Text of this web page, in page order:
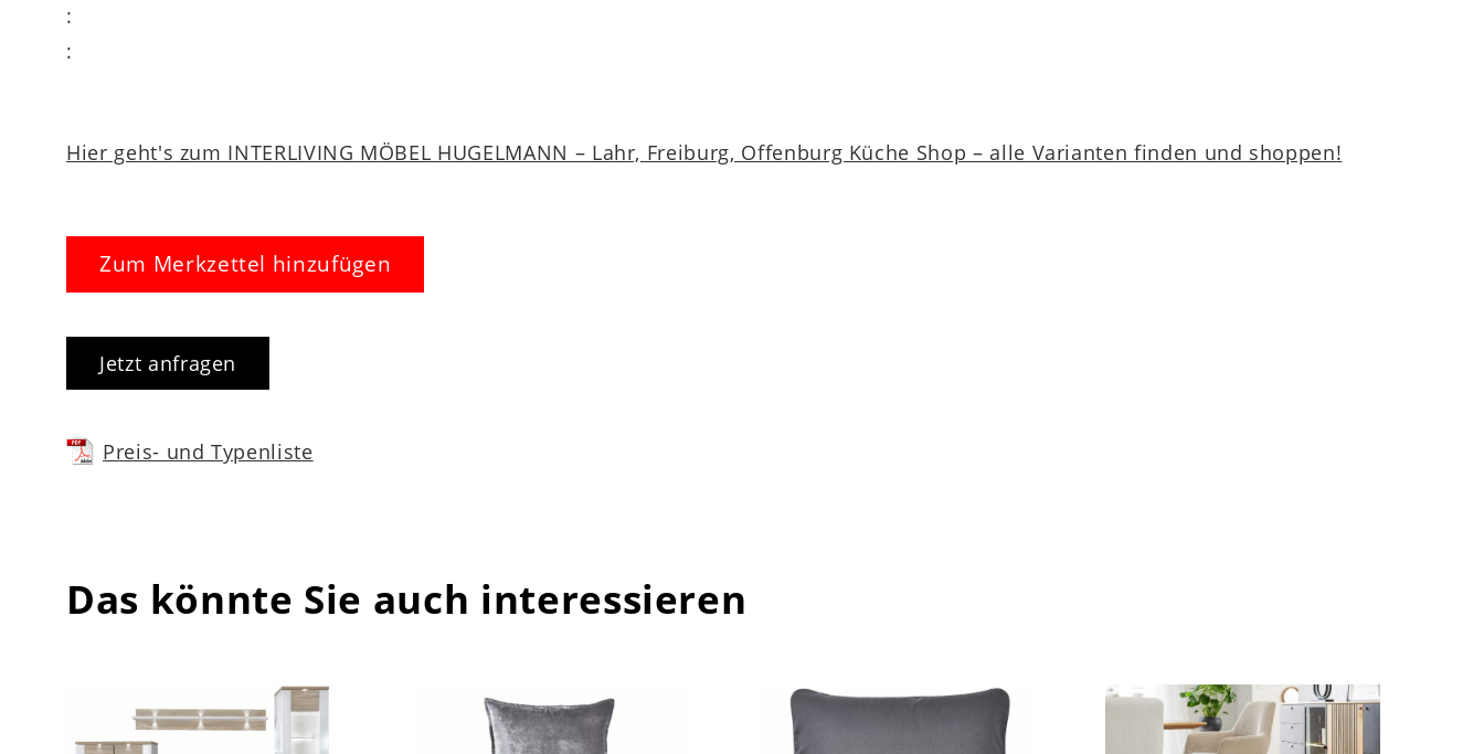
:
:
Hier geht's zum INTERLIVING MÖBEL HUGELMANN – Lahr, Freiburg, Offenburg Küche Shop – alle Varianten finden und shoppen!
Zum Merkzettel hinzufügen
Jetzt anfragen
Preis- und Typenliste
Das könnte Sie auch interessieren